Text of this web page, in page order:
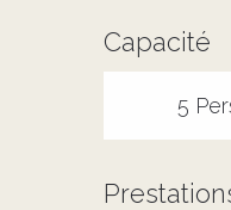
Capacité
5